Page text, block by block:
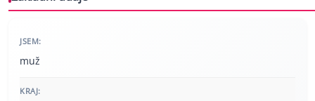
JSEM:
muž
KRAJ: